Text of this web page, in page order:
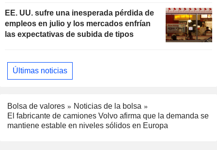
EE. UU. sufre una inesperada pérdida de
empleos en julio y los mercados enfrían
las expectativas de subida de tipos
Últimas noticias
Bolsa de valores
Noticias de la bolsa
El fabricante de camiones Volvo afirma que la demanda se
mantiene estable en niveles sólidos en Europa